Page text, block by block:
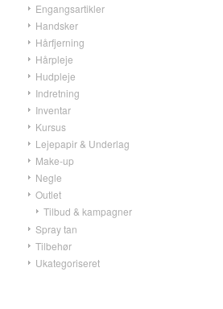
Engangsartikler
Handsker
Hårfjerning
Hårpleje
Hudpleje
Indretning
Inventar
Kursus
Lejepapir & Underlag
Make-up
Negle
Outlet
Tilbud & kampagner
Spray tan
Tilbehør
Ukategoriseret